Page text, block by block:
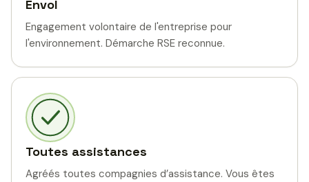
Envol
Engagement volontaire de l'entreprise pour
l'environnement. Démarche RSE reconnue.
Toutes assistances
Agréés toutes compagnies d’assistance. Vous êtes